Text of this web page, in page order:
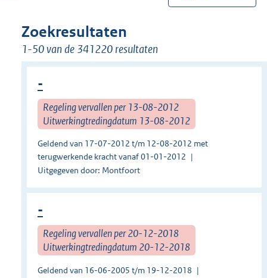
Zoekresultaten
1-50 van de 341220 resultaten
-
Regeling vervallen per 13-08-2012
Uitwerkingtredingdatum 13-08-2012
Geldend van 17-07-2012 t/m 12-08-2012 met
terugwerkende kracht vanaf 01-01-2012
Uitgegeven door: Montfoort
-
Regeling vervallen per 20-12-2018
Uitwerkingtredingdatum 20-12-2018
Geldend van 16-06-2005 t/m 19-12-2018